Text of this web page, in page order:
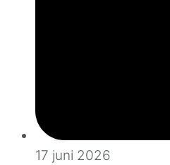
17 juni 2026